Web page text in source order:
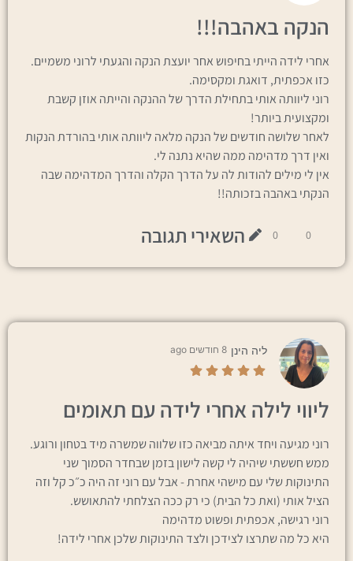
הנקה באהבה!!!
אחרי לידה הייתי בחיפוש אחר יועצת הנקה והגעתי לרוני משמיים.
כזו אכפתית, דואגת ומקסימה.
רוני ליוותה אותי בתחילת הדרך של ההנקה והייתה אוזן קשבת
ומקצועית ביותר!
לאחר שלושה חודשים של הנקה מלאה ליוותה אותי בהורדת הנקות
ואין דרך מדהימה ממה שהיא נתנה לי.
אין לי מילים להודות לה על הדרך הקלה והדרך המדהימה שבה
הנקתי באהבה בזכותה!!
0
0 השאירי תגובה
ליה הינן 8 חודשים ago
ליווי לילה אחרי לידה עם תאומים
רוני מגיעה ויחד איתה מביאה כזו שלווה שמשרה מיד בטחון ורוגע.
ממש חששתי שיהיה לי קשה לישון בזמן שבחדר הסמוך שני
התינוקות שלי עם מישהי אחרת - אבל עם רוני זה היה כ״כ קל וזה
הציל אותי (ואת כל הבית) כי רק ככה הצלחתי להתאושש.
רוני רגישה, אכפתית ופשוט מדהימה
היא כל מה שתרצו לצידכן ולצד התינוקות שלכן אחרי לידה!